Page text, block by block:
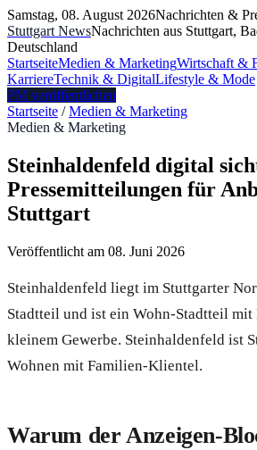
Samstag, 08. August 2026Nachrichten &
Stuttgart NewsNachrichten aus Stuttgart,
Deutschland
StartseiteMedien & MarketingWirtschaft &
KarriereTechnik & DigitalLifestyle & Mode
PM veröffentlichen
Startseite /Medien & Marketing
Medien & Marketing
Steinhaldenfeld digital
Pressemitteilungen für
Stuttgart
Veröffentlicht am 08. Juni 2026
Steinhaldenfeld liegt im Stuttgarter
Stadtteil und ist ein Wohn-Stadtteil mit
kleinem Gewerbe. Steinhaldenfeld ist
Wohnen mit Familien-Klientel.
Warum der Anzeigen-